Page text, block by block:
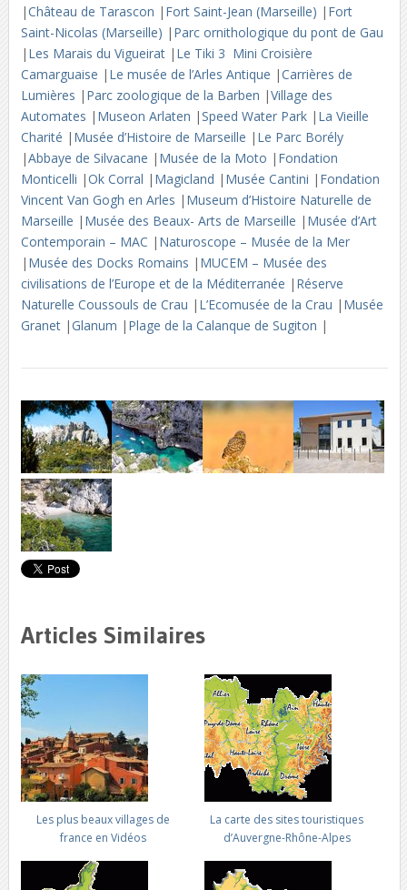
|Château de Tarascon | Fort Saint-Jean (Marseille) | Fort
Saint-Nicolas (Marseille) | Parc ornithologique du pont de Gau
| Les Marais du Vigueirat | Le Tiki 3 Mini Croisière
Camarguaise | Le musée de l’Arles Antique |Carrières de
Lumières | Parc zoologique de la Barben |Village des
Automates | Museon Arlaten |Speed Water Park | La Vieille
Charité | Musée d’Histoire de Marseille | Le Parc Borély
|Abbaye de Silvacane | Musée de la Moto | Fondation
Monticelli |Ok Corral | Magicland | Musée Cantini | Fondation
Vincent Van Gogh en Arles | Museum d’Histoire Naturelle de
Marseille | Musée des Beaux- Arts de Marseille | Musée d’Art
Contemporain – MAC | Naturoscope – Musée de la Mer
| Musée des Docks Romains | MUCEM – Musée des
civilisations de l’Europe et de la Méditerranée | Réserve
Naturelle Coussouls de Crau | L’Ecomusée de la Crau | Musée
Granet |Glanum | Plage de la Calanque de Sugiton |
Articles Similaires
Les plus beaux villages de
france en Vidéos
La carte des sites touristiques
d’Auvergne-Rhône-Alpes